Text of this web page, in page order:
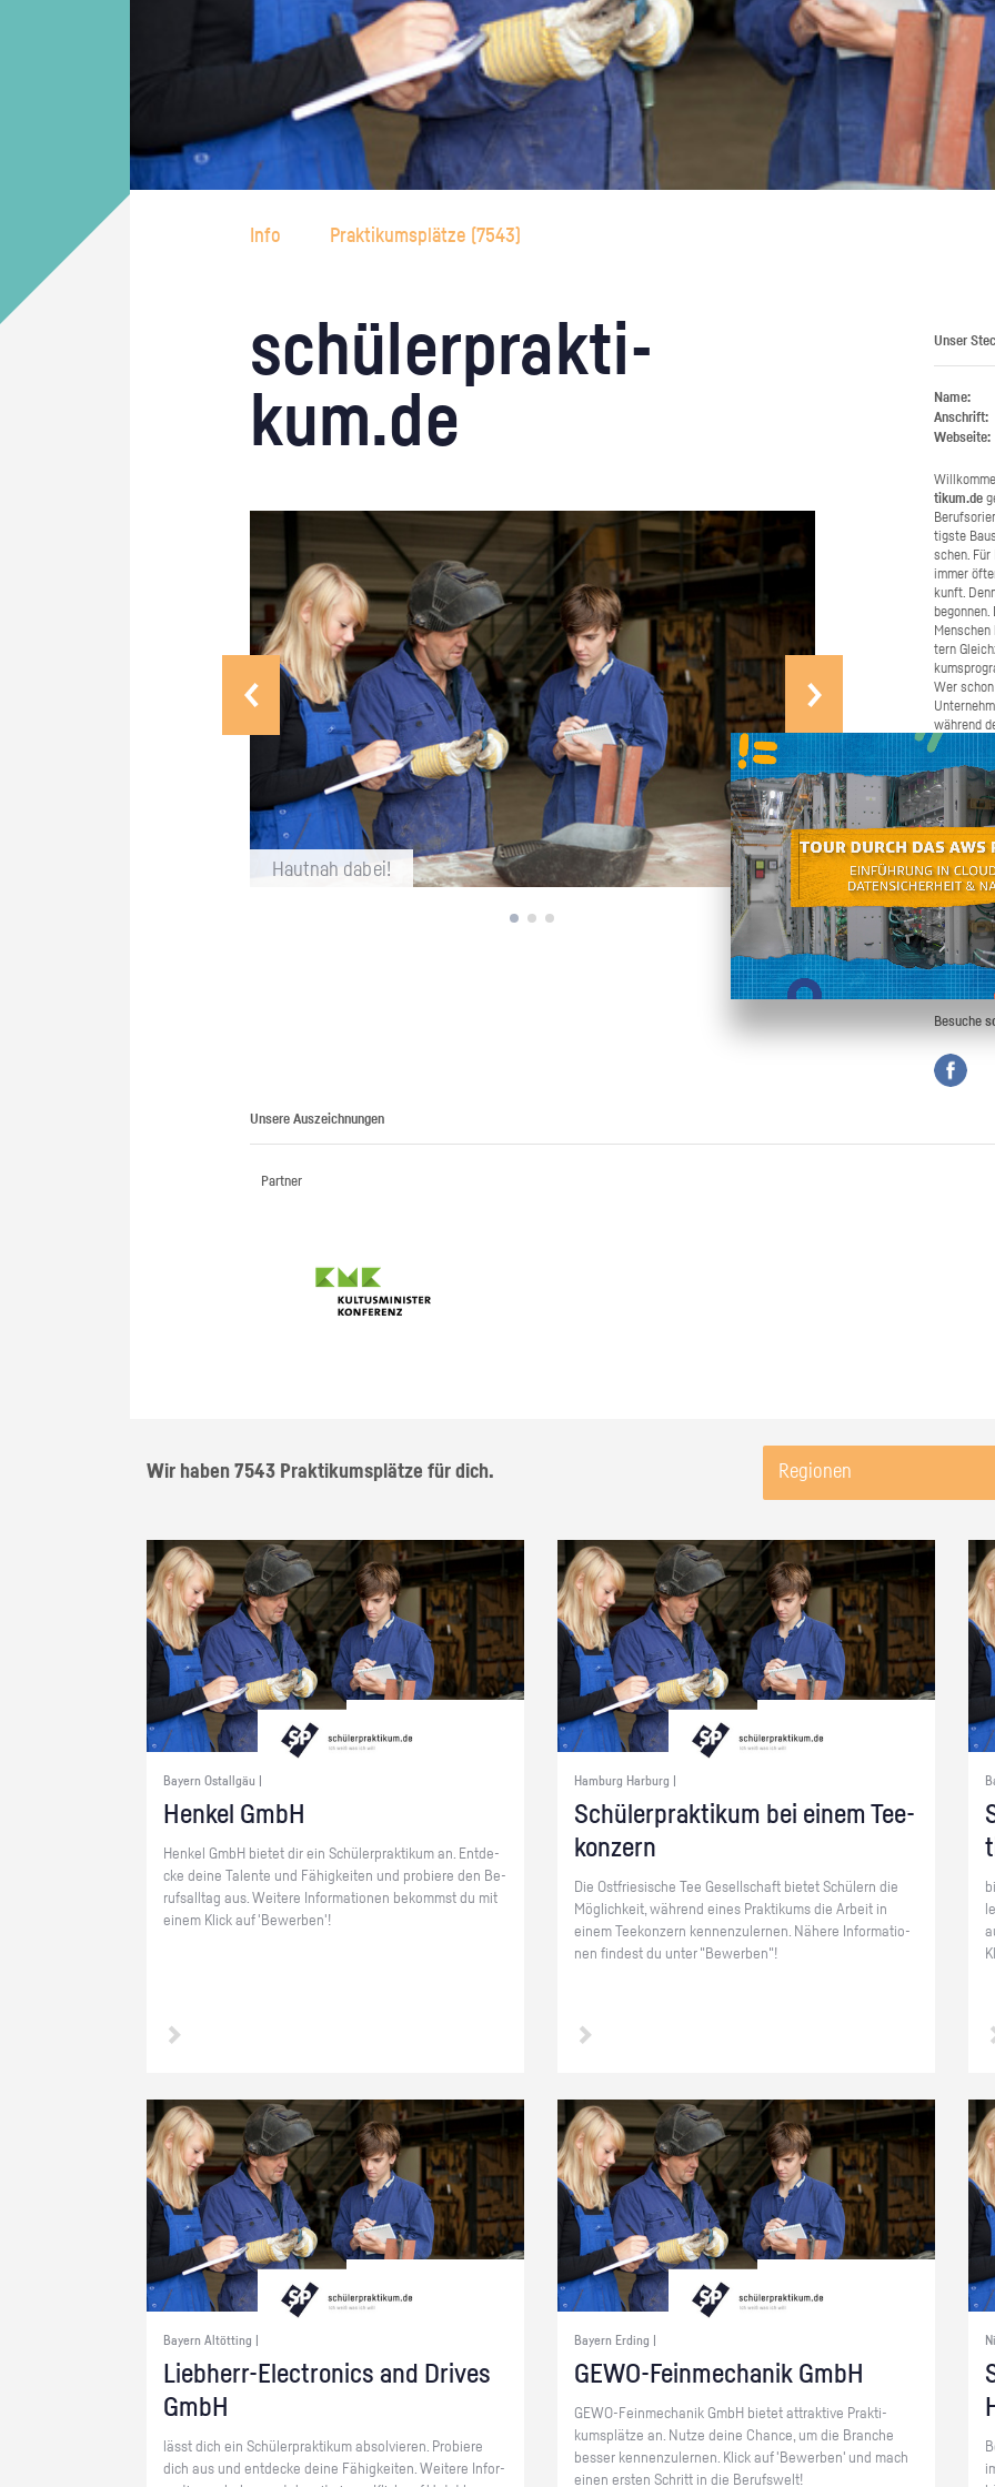
Info Praktikumsplätze ( 7543
schü­ler­prak­ti­
kum.de
Haut­nah dabei! Selbst an­pa­cken
Unser
Name:
Anschrift:
Webseite:
ti­kum.de
tigs­te
schen.
immer
kunft.
tern
Wer
wäh­rend
ma­chen.
Bei­trag
schnel­ler
chen Sie
ren und
den
an, wenn
nen oder
möch­ten.
Besuche
Unsere Auszeichnungen
Partner
Wir haben 7543 Praktikumsplätze für dich. Regionen
Bayern Ostallgäu |
Hen­kel GmbH
Hen­kel GmbH bie­tet dir ein Schü­ler­prak­ti­kum an. Ent­de­
cke deine Ta­len­te und Fä­hig­kei­ten und pro­bie­re den Be­
rufs­all­tag aus. Wei­te­re In­for­ma­tio­nen be­kommst du mit
einem Klick auf 'Be­wer­ben'!
Hamburg Harburg |
Schü­ler­prak­ti­kum bei einem Tee­
kon­zern
Die Ost­frie­si­sche Tee Ge­sell­schaft bie­tet Schü­lern die
Mög­lich­keit, wäh­rend eines Prak­ti­kums die Ar­beit in
einem Tee­kon­zern ken­nen­zu­ler­nen. Nä­he­re In­for­ma­tio­
nen fin­dest du unter "Be­wer­ben"!
Bayern Altötting |
Lieb­herr-Elec­tro­nics and Dri­ves
GmbH
lässt dich ein Schü­ler­prak­ti­kum ab­sol­vie­ren. Pro­bie­re
dich aus und ent­de­cke deine Fä­hig­kei­ten. Wei­te­re In­for­
Bayern Erding |
GE­WO-Fein­me­cha­nik GmbH
GE­WO-Fein­me­cha­nik GmbH bie­tet at­trak­ti­ve Prak­ti­
kums­plät­ze an. Nutze deine Chan­ce, um die Bran­che
bes­ser ken­nen­zu­ler­nen. Klick auf 'Be­wer­ben' und mach
einen ers­ten Schritt in die Be­rufs­welt!